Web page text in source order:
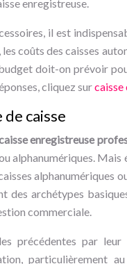
enregistreuse.
il est
coûts des caisses
doit-on prévoir
cliquez surcaisse
caisse
enregistreuse
alphanumériques.
alphanumériques
des archétypes
commerciale.
précédentes par
particulièrement